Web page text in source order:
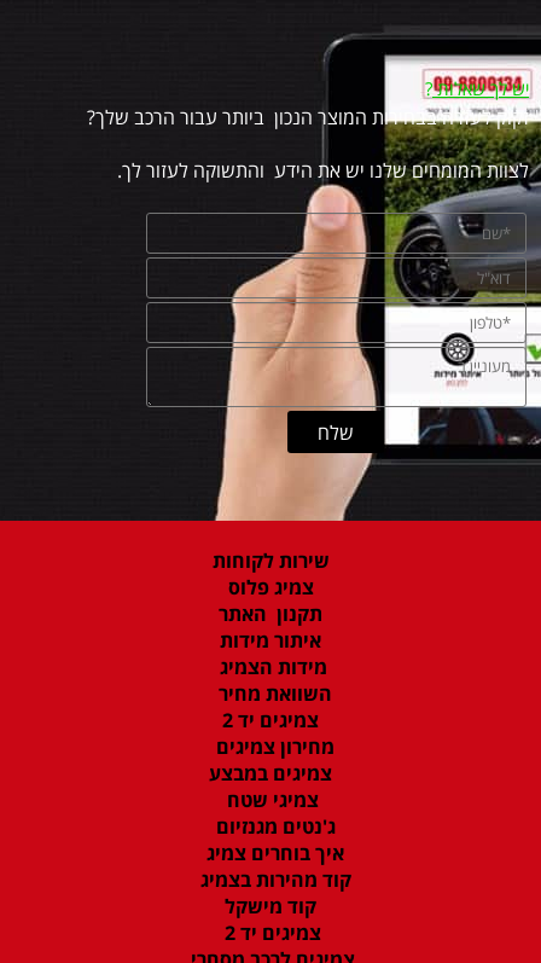
יש לך שאלות?
זקוק לעזרה בבחירות המוצר הנכון ביותר עבור הרכב שלך?
לצוות המומחים שלנו יש את הידע והתשוקה לעזור לך.
שירות לקוחות
צמיג פלוס
תקנון האתר
איתור מידות
מידות הצמיג
השוואת מחיר
צמיגים יד 2
מחירון צמיגים
צמיגים במבצע
צמיגי שטח
ג'נטים מגנזיום
איך בוחרים צמיג
קוד מהירות בצמיג
קוד מישקל
צמיגים יד 2